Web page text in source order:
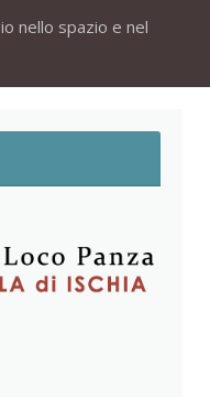
nello spazio e nel